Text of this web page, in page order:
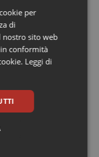
ospedaliera
al tetto. Scende la
al top
per
di
nostro sito web
conformità
Leggi di